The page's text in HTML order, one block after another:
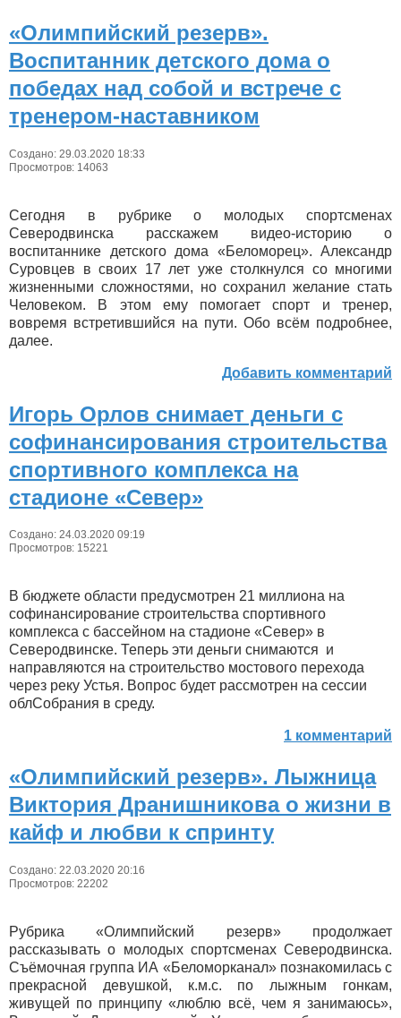
«Олимпийский резерв».
Воспитанник детского дома о
победах над собой и встрече с
тренером-наставником
Создано: 29.03.2020 18:33
Просмотров: 14063
Сегодня в рубрике о молодых спортсменах
Северодвинска расскажем видео-историю о
воспитаннике детского дома «Беломорец». Александр
Суровцев в своих 17 лет уже столкнулся со многими
жизненными сложностями, но сохранил желание стать
Человеком. В этом ему помогает спорт и тренер,
вовремя встретившийся на пути. Обо всём подробнее,
далее.
Добавить комментарий
Игорь Орлов снимает деньги с
софинансирования строительства
спортивного комплекса на
стадионе «Север»
Создано: 24.03.2020 09:19
Просмотров: 15221
В бюджете области предусмотрен 21 миллиона на
софинансирование строительства спортивного
комплекса с бассейном на стадионе «Север» в
Северодвинске. Теперь эти деньги снимаются и
направляются на строительство мостового перехода
через реку Устья. Вопрос будет рассмотрен на сессии
облСобрания в среду.
1 комментарий
«Олимпийский резерв». Лыжница
Виктория Дранишникова о жизни в
кайф и любви к спринту
Создано: 22.03.2020 20:16
Просмотров: 22202
Рубрика «Олимпийский резерв» продолжает
рассказывать о молодых спортсменах Северодвинска.
Съёмочная группа ИА «Беломорканал» познакомилась с
прекрасной девушкой, к.м.с. по лыжным гонкам,
живущей по принципу «люблю всё, чем я занимаюсь»,